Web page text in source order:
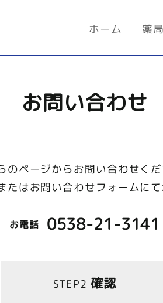
ホーム 薬
お問い合わせ
のページからお問い合わせくだ
たはお問い合わせフォームにて
お電話 0538-21-3141
STEP2 確認